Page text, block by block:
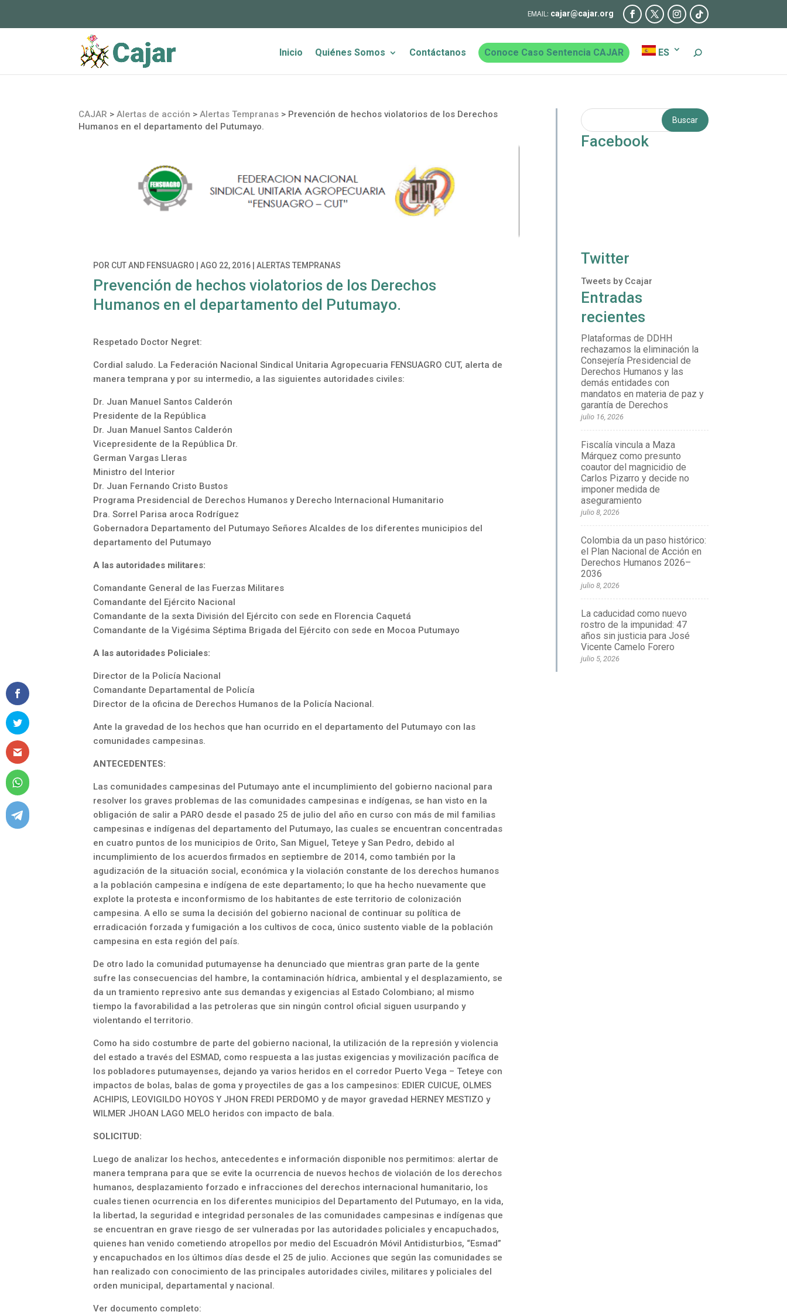
cajar@cajar.org
Inicio Quiénes Somos Contáctanos Conoce Caso Sentencia CAJAR ES
CAJAR >Alertas de acción >Alertas Tempranas > Prevención de hechos violatorios de los Derechos
Humanos en el departamento del Putumayo.
POR CUTAND FENSUAGRO |AGO 22, 2016 |ALERTAS TEMPRANAS
Prevención de hechos violatorios de los Derechos
Humanos en el departamento del Putumayo.
Respetado Doctor Negret:
Cordial saludo. La Federación Nacional Sindical Unitaria Agropecuaria FENSUAGRO CUT, alerta de
manera temprana y por su intermedio, a las siguientes autoridades civiles:
Dr. Juan Manuel Santos Calderón
Presidente de la República
Dr. Juan Manuel Santos Calderón
Vicepresidente de la República Dr.
German Vargas Lleras
Ministro del Interior
Dr. Juan Fernando Cristo Bustos
Programa Presidencial de Derechos Humanos y Derecho Internacional Humanitario
Dra. Sorrel Parisa aroca Rodríguez
Gobernadora Departamento del Putumayo Señores Alcaldes de los diferentes municipios del
departamento del Putumayo
A las autoridades militares:
Comandante General de las Fuerzas Militares
Comandante del Ejército Nacional
Comandante de la sexta División del Ejército con sede en Florencia Caquetá
Comandante de la Vigésima Séptima Brigada del Ejército con sede en Mocoa Putumayo
A las autoridades Policiales:
Director de la Policía Nacional
Comandante Departamental de Policía
Director de la oficina de Derechos Humanos de la Policía Nacional.
Ante la gravedad de los hechos que han ocurrido en el departamento del Putumayo con las
comunidades campesinas.
ANTECEDENTES:
Las comunidades campesinas del Putumayo ante el incumplimiento del gobierno nacional para
resolver los graves problemas de las comunidades campesinas e indígenas, se han visto en la
obligación de salir a PARO desde el pasado 25 de julio del año en curso con más de mil familias
campesinas e indígenas del departamento del Putumayo, las cuales se encuentran concentradas
en cuatro puntos de los municipios de Orito, San Miguel, Teteye y San Pedro, debido al
incumplimiento de los acuerdos firmados en septiembre de 2014, como también por la
agudización de la situación social, económica y la violación constante de los derechos humanos
a la población campesina e indígena de este departamento; lo que ha hecho nuevamente que
explote la protesta e inconformismo de los habitantes de este territorio de colonización
campesina. A ello se suma la decisión del gobierno nacional de continuar su política de
erradicación forzada y fumigación a los cultivos de coca, único sustento viable de la población
campesina en esta región del país.
De otro lado la comunidad putumayense ha denunciado que mientras gran parte de la gente
sufre las consecuencias del hambre, la contaminación hídrica, ambiental y el desplazamiento, se
da un tramiento represivo ante sus demandas y exigencias al Estado Colombiano; al mismo
tiempo la favorabilidad a las petroleras que sin ningún control oficial siguen usurpando y
violentando el territorio.
Como ha sido costumbre de parte del gobierno nacional, la utilización de la represión y violencia
del estado a través del ESMAD, como respuesta a las justas exigencias y movilización pacífica de
los pobladores putumayenses, dejando ya varios heridos en el corredor Puerto Vega – Teteye con
impactos de bolas, balas de goma y proyectiles de gas a los campesinos: EDIER CUICUE, OLMES
ACHIPIS, LEOVIGILDO HOYOS Y JHON FREDI PERDOMO y de mayor gravedad HERNEY MESTIZO y
WILMER JHOAN LAGO MELO heridos con impacto de bala.
SOLICITUD:
Luego de analizar los hechos, antecedentes e información disponible nos permitimos: alertar de
manera temprana para que se evite la ocurrencia de nuevos hechos de violación de los derechos
humanos, desplazamiento forzado e infracciones del derechos internacional humanitario, los
cuales tienen ocurrencia en los diferentes municipios del Departamento del Putumayo, en la vida,
la libertad, la seguridad e integridad personales de las comunidades campesinas e indígenas que
se encuentran en grave riesgo de ser vulneradas por las autoridades policiales y encapuchados,
quienes han venido cometiendo atropellos por medio del Escuadrón Móvil Antidisturbios, “Esmad”
y encapuchados en los últimos días desde el 25 de julio. Acciones que según las comunidades se
han realizado con conocimiento de las principales autoridades civiles, militares y policiales del
orden municipal, departamental y nacional.
Ver documento completo:
Facebook
Twitter
Tweets by Ccajar
Entradas
recientes
Plataformas de DDHH
rechazamos la eliminación la
Consejería Presidencial de
Derechos Humanos y las
demás entidades con
mandatos en materia de paz y
garantía de Derechos
julio 16, 2026
Fiscalía vincula a Maza
Márquez como presunto
coautor del magnicidio de
Carlos Pizarro y decide no
imponer medida de
aseguramiento
julio 8, 2026
Colombia da un paso histórico:
el Plan Nacional de Acción en
Derechos Humanos 2026–
2036
julio 8, 2026
La caducidad como nuevo
rostro de la impunidad: 47
años sin justicia para José
Vicente Camelo Forero
julio 5, 2026